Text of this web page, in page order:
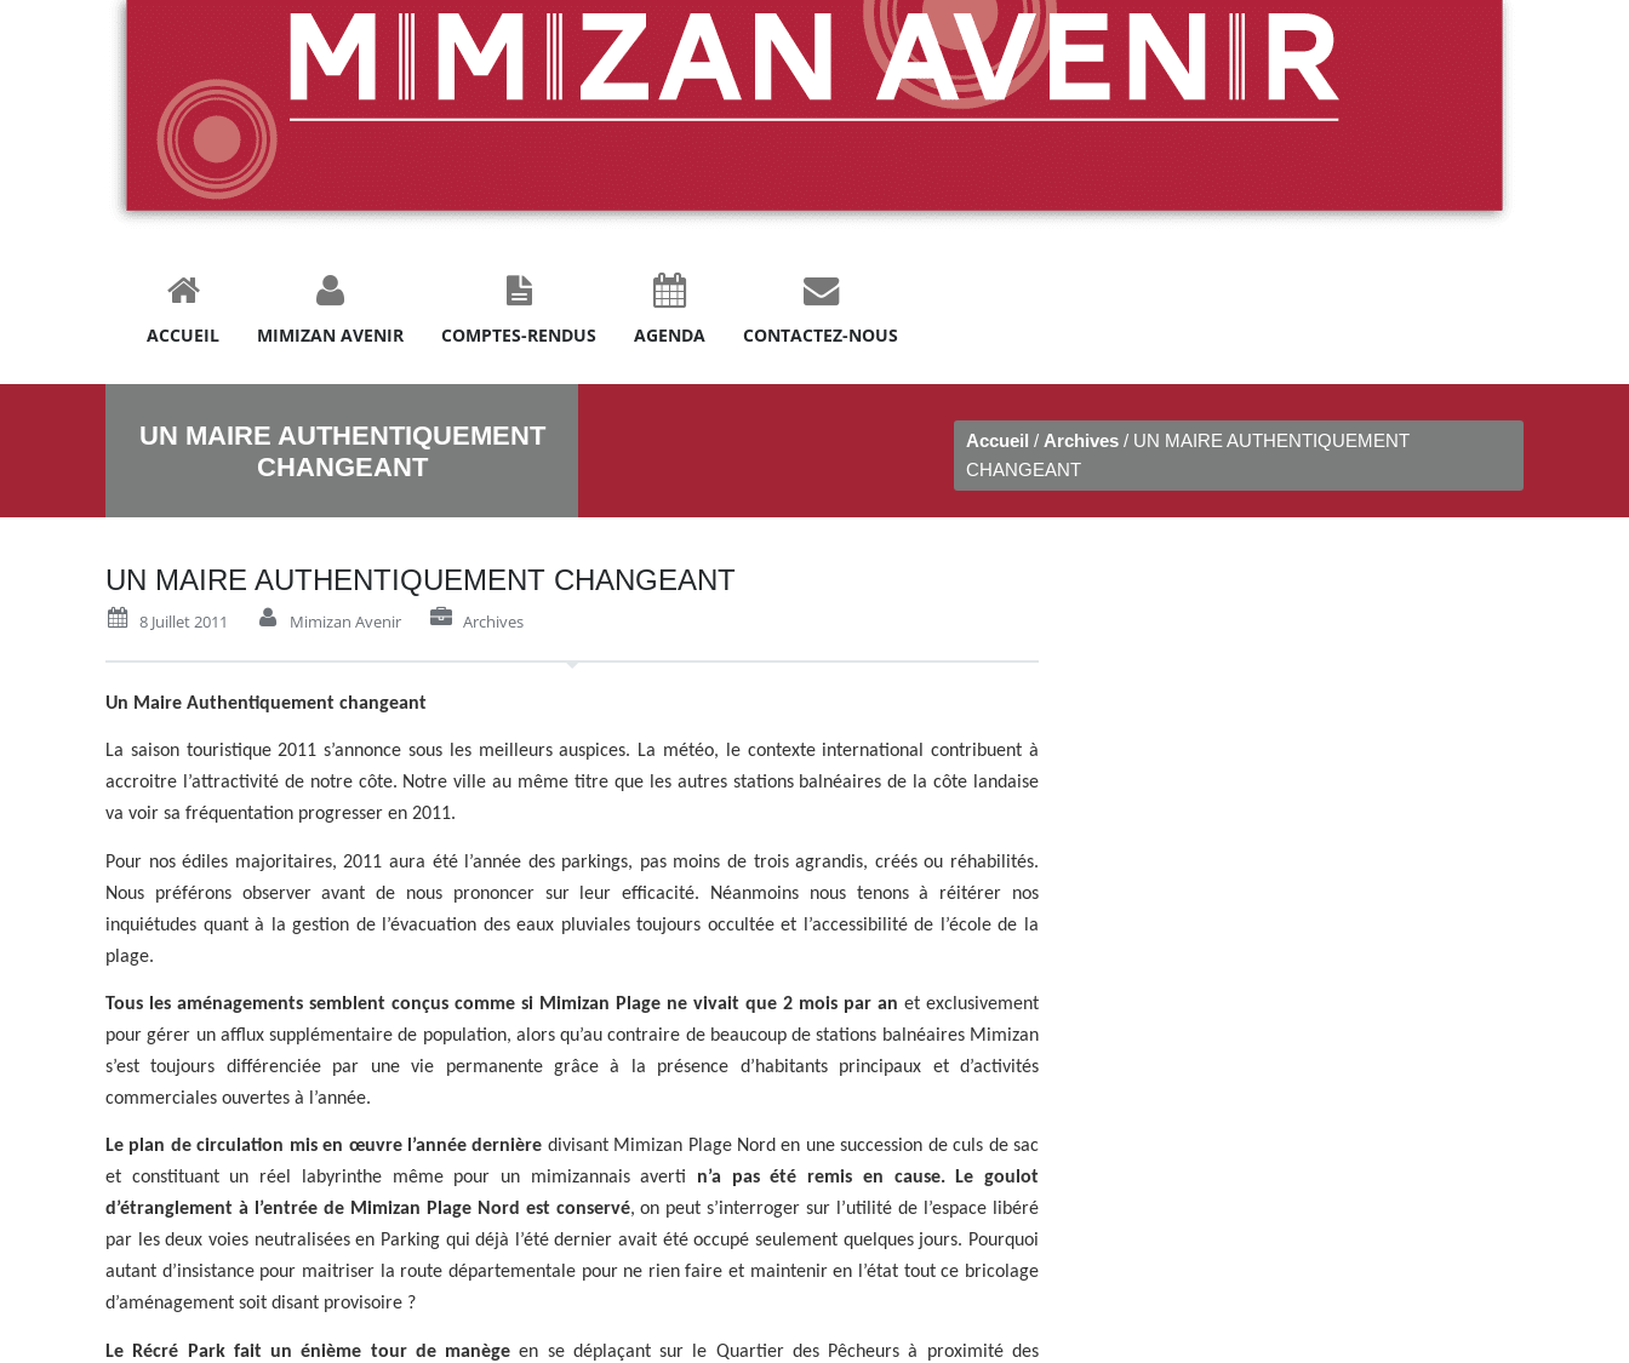
ACCUEIL MIMIZAN AVENIR COMPTES-RENDUS AGENDA CONTACTEZ-NOUS
UN MAIRE AUTHENTIQUEMENT
CHANGEANT
Accueil / Archives / UN MAIRE AUTHENTIQUEMENT
CHANGEANT
UN MAIRE AUTHENTIQUEMENT CHANGEANT
8 Juillet 2011 Mimizan Avenir Archives
Un Maire Authentiquement changeant
La saison touristique 2011 s’annonce sous les meilleurs auspices. La météo, le contexte international contribuent à
accroitre l’attractivité de notre côte. Notre ville au même titre que les autres stations balnéaires de la côte landaise
va voir sa fréquentation progresser en 2011.
Pour nos édiles majoritaires, 2011 aura été l’année des parkings, pas moins de trois agrandis, créés ou réhabilités.
Nous préférons observer avant de nous prononcer sur leur efficacité. Néanmoins nous tenons à réitérer nos
inquiétudes quant à la gestion de l’évacuation des eaux pluviales toujours occultée et l’accessibilité de l’école de la
plage.
Tous les aménagements semblent conçus comme si Mimizan Plage ne vivait que 2 mois par an et exclusivement
pour gérer un afflux supplémentaire de population, alors qu’au contraire de beaucoup de stations balnéaires Mimizan
s’est toujours différenciée par une vie permanente grâce à la présence d’habitants principaux et d’activités
commerciales ouvertes à l’année.
Le plan de circulation mis en œuvre l’année dernière divisant Mimizan Plage Nord en une succession de culs de sac
et constituant un réel labyrinthe même pour un mimizannais averti n’a pas été remis en cause. Le goulot
d’étranglement à l’entrée de Mimizan Plage Nord est conservé, on peut s’interroger sur l’utilité de l’espace libéré
par les deux voies neutralisées en Parking qui déjà l’été dernier avait été occupé seulement quelques jours. Pourquoi
autant d’insistance pour maitriser la route départementale pour ne rien faire et maintenir en l’état tout ce bricolage
d’aménagement soit disant provisoire ?
Le Récré Park fait un énième tour de manège en se déplaçant sur le Quartier des Pêcheurs à proximité des